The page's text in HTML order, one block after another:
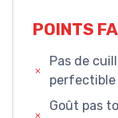
POINTS
Pas de
perfectible
Goût pas